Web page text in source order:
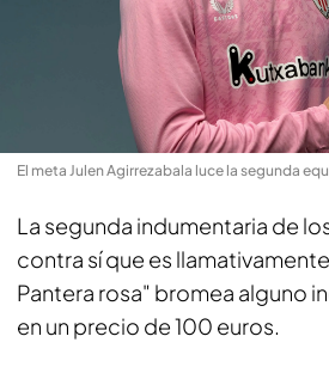
El meta Julen Agirrezabala luce la segunda
La segunda indumentaria de
contra sí que es
Pantera rosa" bromea alguno
en un precio de 100 euros.